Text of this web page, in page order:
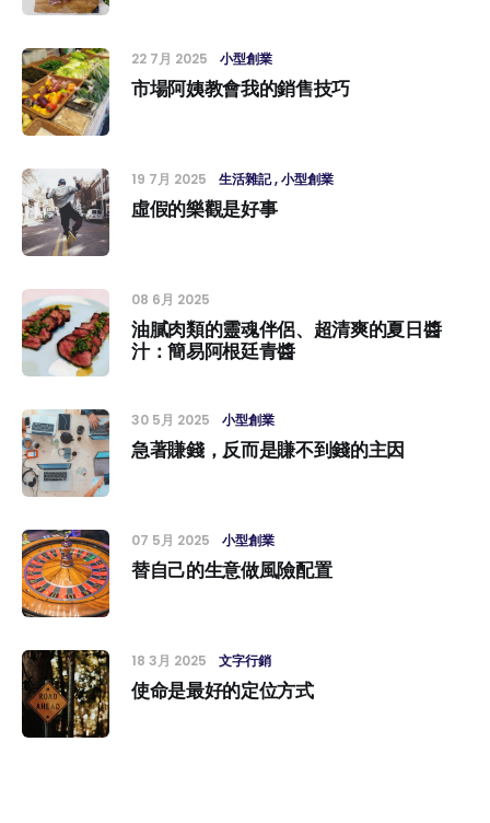
22 7月 2025 小型創業
市場阿姨教會我的銷售技巧
19 7月 2025 生活雜記 小型創業
虛假的樂觀是好事
08 6月 2025
油膩肉類的靈魂伴侶、超清爽的夏日醬
汁：簡易阿根廷青醬
30 5月 2025 小型創業
急著賺錢，反而是賺不到錢的主因
07 5月 2025 小型創業
替自己的生意做風險配置
18 3月 2025 文字行銷
使命是最好的定位方式